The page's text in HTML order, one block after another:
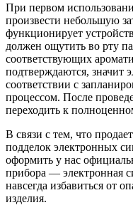
При первом
произвести небольшую
функционирует
должен ощутить во рту
соответствующих
подтверждаются, значит
соответствии с
процессом. После
переходить к
В связи с тем, что
подделок электронных
оформить у нас
прибора — электронная
навсегда избавиться от
изделия.